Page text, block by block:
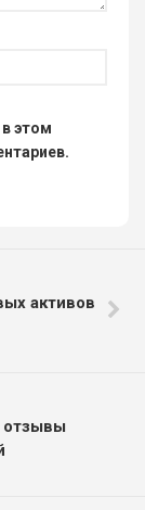
этом
активов
отзывы